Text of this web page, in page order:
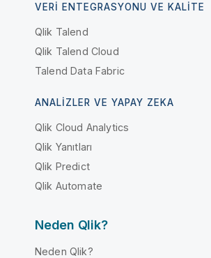
VERI ENTEGRASYONU VE KALITE
Qlik Talend
Qlik Talend Cloud
Talend Data Fabric
ANALIZLER VE YAPAY ZEKA
Qlik Cloud Analytics
Qlik Yanıtları
Qlik Predict
Qlik Automate
Neden Qlik?
Neden Qlik?